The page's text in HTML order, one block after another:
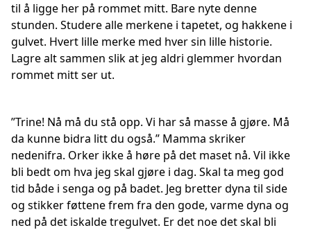
til å ligge her på rommet mitt. Bare nyte denne
stunden. Studere alle merkene i tapetet, og hakkene i
gulvet. Hvert lille merke med hver sin lille historie.
Lagre alt sammen slik at jeg aldri glemmer hvordan
rommet mitt ser ut.
”Trine! Nå må du stå opp. Vi har så masse å gjøre. Må
da kunne bidra litt du også.” Mamma skriker
nedenifra. Orker ikke å høre på det maset nå. Vil ikke
bli bedt om hva jeg skal gjøre i dag. Skal ta meg god
tid både i senga og på badet. Jeg bretter dyna til side
og stikker føttene frem fra den gode, varme dyna og
ned på det iskalde tregulvet. Er det noe det skal bli